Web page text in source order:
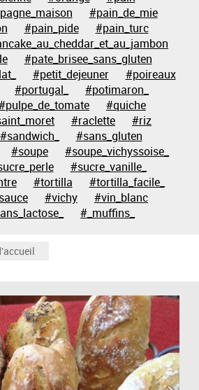
#pain_de_mie
#pain_pide
#pain_turc
#pate_brisee_sans_gluten
#petit_dejeuner
#poireaux
#portugal_
#potimaron_
#quiche
#raclette
#riz
#sandwich_
#sans_gluten
#soupe
#soupe_vichyssoise_
#sucre_vanille_
#tortilla
#tortilla_facile_
#vichy
#vin_blanc
#_muffins_